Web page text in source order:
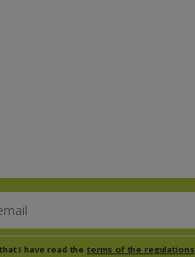
I have read the terms of the regulations